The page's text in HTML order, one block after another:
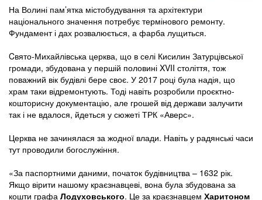
На Волині пам’ятка містобудування та архітектури
національного значення потребує термінового ремонту.
Фундамент і дах розвалюється, а фарба лущиться.
Cвято-Михайлівська церква, що в селі Кисилин Затурцівської
громади, збудована у першій половині XVII століття, тож
поважний вік будівлі бере своє. У 2017 році була надія, що
храм таки відремонтують. Тоді навіть розробили проєктно-
кошторисну документацію, але грошей від держави залучити
так і не вдалося, йдеться у сюжеті ТРК «Аверс».
Церква не зачинялася за жодної влади. Навіть у радянські часи
тут проводили богослужіння.
«За паспортними даними, початок будівництва – 1632 рік.
Якщо вірити нашому краєзнавцеві, вона була збудована за
кошти графа Лодуховського. Це за краєзнавцем Харитоном